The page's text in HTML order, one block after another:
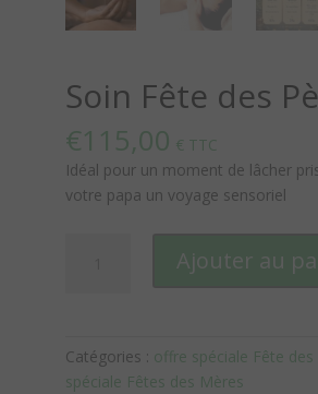
Soin Fête des
€115,00 € TTC
Idéal pour un moment de lâcher
votre papa un voyage sensoriel
Pères
Ajouter au
Catégories : offre spéciale Fête des
spéciale Fêtes des Mères